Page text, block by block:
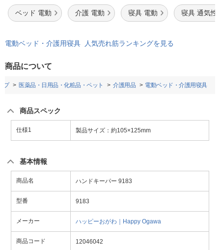
ベッド 電動 介護 電動 寝具 電動 寝具 通気性
電動ベッド・介護用寝具 人気売れ筋ランキングを見る
商品について
プ 医薬品・日用品・化粧品・ペット 介護用品 電動ベッド・介護用寝具
商品スペック
仕様1 製品サイズ：約105×125mm
基本情報
商品名 ハンドキーパー 9183
型番 9183
メーカー ハッピーおがわ｜Happy Ogawa
商品コード 12046042